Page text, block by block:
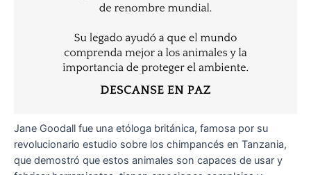
Jane Goodall fue una etóloga británica, famosa por su
revolucionario estudio sobre los chimpancés en Tanzania,
que demostró que estos animales son capaces de usar y